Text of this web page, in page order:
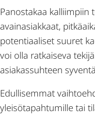
Panostakaa kalliimpiin
avainasiakkaat,
potentiaaliset suuret
voi olla ratkaiseva
asiakassuhteen
Edullisemmat
yleisötapahtumille tai